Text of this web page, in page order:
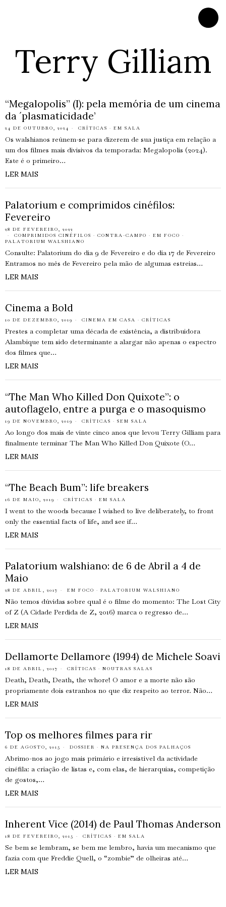
Terry Gilliam
“Megalopolis” (I): pela memória de um cinema
da ´plasmaticidade’
24 DE OUTUBRO, 2024 CRÍTICAS · EM SALA
Os walshianos reúnem-se para dizerem de sua justiça em relação a
um dos filmes mais divisivos da temporada: Megalopolis (2024).
Este é o primeiro…
LER MAIS
Palatorium e comprimidos cinéfilos:
Fevereiro
28 DE FEVEREIRO, 2022
COMPRIMIDOS CINÉFILOS · CONTRA-CAMPO · EM FOCO ·
PALATORIUM WALSHIANO
Consulte: Palatorium do dia 9 de Fevereiro e do dia 17 de Fevereiro
Entramos no mês de Fevereiro pela mão de algumas estreias…
LER MAIS
Cinema a Bold
10 DE DEZEMBRO, 2019 CINEMA EM CASA · CRÍTICAS
Prestes a completar uma década de existência, a distribuidora
Alambique tem sido determinante a alargar não apenas o espectro
dos filmes que…
LER MAIS
“The Man Who Killed Don Quixote”: o
autoflagelo, entre a purga e o masoquismo
19 DE NOVEMBRO, 2019 CRÍTICAS · SEM SALA
Ao longo dos mais de vinte cinco anos que levou Terry Gilliam para
finalmente terminar The Man Who Killed Don Quixote (O…
LER MAIS
“The Beach Bum”: life breakers
16 DE MAIO, 2019 CRÍTICAS · EM SALA
I went to the woods because I wished to live deliberately, to front
only the essential facts of life, and see if…
LER MAIS
Palatorium walshiano: de 6 de Abril a 4 de
Maio
28 DE ABRIL, 2017 EM FOCO · PALATORIUM WALSHIANO
Não temos dúvidas sobre qual é o filme do momento: The Lost City
of Z (A Cidade Perdida de Z, 2016) marca o regresso de…
LER MAIS
Dellamorte Dellamore (1994) de Michele Soavi
18 DE ABRIL, 2017 CRÍTICAS · NOUTRAS SALAS
Death, Death, Death, the whore! O amor e a morte não são
propriamente dois estranhos no que diz respeito ao terror. Não…
LER MAIS
Top os melhores filmes para rir
6 DE AGOSTO, 2015 DOSSIER · NA PRESENÇA DOS PALHAÇOS
Abrimo-nos ao jogo mais primário e irresistível da actividade
cinéfila: a criação de listas e, com elas, de hierarquias, competição
de gostos,…
LER MAIS
Inherent Vice (2014) de Paul Thomas Anderson
18 DE FEVEREIRO, 2015 CRÍTICAS · EM SALA
Se bem se lembram, se bem me lembro, havia um mecanismo que
fazia com que Freddie Quell, o “zombie” de olheiras até…
LER MAIS